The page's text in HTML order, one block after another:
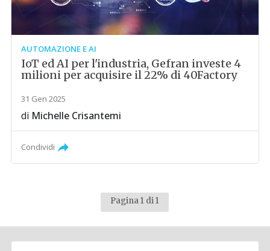
AUTOMAZIONE E AI
IoT ed AI per l'industria, Gefran investe 4
milioni per acquisire il 22% di 40Factory
31 Gen 2025
di Michelle Crisantemi
Condividi
Pagina 1 di 1